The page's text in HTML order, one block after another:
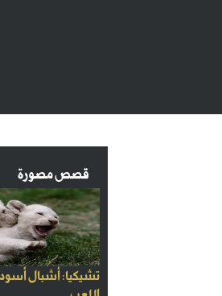
قصص مصورة
تشيكيا: أشبال